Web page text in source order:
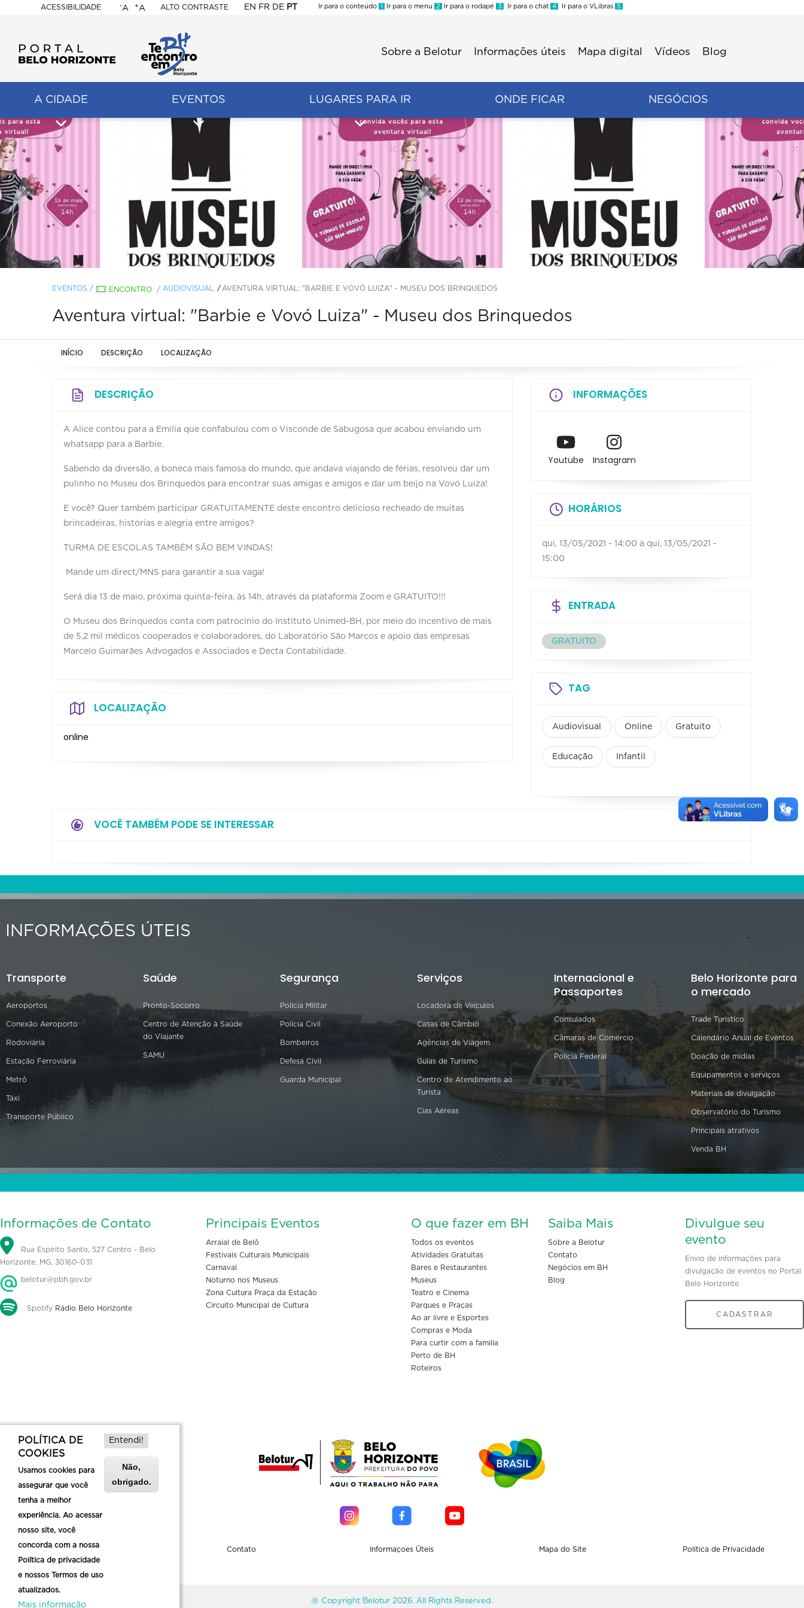
ACESSIBILIDADE
BELO
HORIZONTE
-A +A ALTO CONTRASTE EN FR DE PT
Ir para o conteúdo 1 Ir para o menu 2 Ir para o rodapé 3 Ir para o chat 4 Ir para o VLibras 5
Sobre a Belotur Informações úteis Mapa digital Vídeos Blog
A CIDADE EVENTOS LUGARES PARA IR ONDE FICAR NEGÓCIOS
EVENTOS / ENCONTRO / AUDIOVISUAL AVENTURA VIRTUAL: "BARBIE E VOVÓ LUIZA" - MUSEU DOS BRINQUEDOS
Aventura virtual: "Barbie e Vovó Luiza" - Museu dos Brinquedos
INÍCIO DESCRIÇÃO LOCALIZAÇÃO
DESCRIÇÃO
A Alice contou para a Emília que confabulou com o Visconde de Sabugosa que acabou enviando um
whatsapp para a Barbie.
Sabendo da diversão, a boneca mais famosa do mundo, que andava viajando de férias, resolveu dar um
pulinho no Museu dos Brinquedos para encontrar suas amigas e amigos e dar um beijo na Vovó Luiza!
E você? Quer também participar GRATUITAMENTE deste encontro delicioso recheado de muitas
brincadeiras, histórias e alegria entre amigos?
TURMA DE ESCOLAS TAMBÉM SÃO BEM VINDAS!
Mande um direct/MNS para garantir a sua vaga!
Será dia 13 de maio, próxima quinta-feira, às 14h, através da plataforma Zoom e GRATUITO!!!
O Museu dos Brinquedos conta com patrocínio do Instituto Unimed-BH, por meio do incentivo de mais
de 5,2 mil médicos cooperados e colaboradores, do Laboratório São Marcos e apoio das empresas
Marcelo Guimarães Advogados e Associados e Decta Contabilidade.
LOCALIZAÇÃO
online
INFORMAÇÕES
Youtube Instagram
HORÁRIOS
qui, 13/05/2021 - 14:00 a qui, 13/05/2021 -
15:00
ENTRADA
GRATUITO
TAG
Audiovisual Online Gratuito
Educação Infantil
VOCÊ TAMBÉM PODE SE INTERESSAR
INFORMAÇÕES ÚTEIS
Transporte
Aeroportos
Conexão Aeroporto
Rodoviária
Estação Ferroviária
Metrô
Táxi
Transporte Público
Saúde
Pronto-Socorro
Centro de Atenção à Saúde
do Viajante
SAMU
Segurança
Polícia Militar
Polícia Civil
Bombeiros
Defesa Civil
Guarda Municipal
Serviços
Locadora de Veículos
Casas de Câmbio
Agências de Viagem
Guias de Turismo
Centro de Atendimento ao
Turista
Cias Aéreas
Internacional e
Passaportes
Consulados
Câmaras de Comércio
Polícia Federal
Belo Horizonte para
o mercado
Trade Turístico
Calendário Anual de Eventos
Doação de mídias
Equipamentos e serviços
Materiais de divulgação
Observatório do Turismo
Principais atrativos
Venda BH
Informações de Contato
Rua Espírito Santo, 527 Centro - Belo
Horizonte, MG, 30160-031
belotur@pbh.gov.br
Spotify Rádio Belo Horizonte
Principais Eventos
Arraial de Belô
Festivais Culturais Municipais
Carnaval
Noturno nos Museus
Zona Cultura Praça da Estação
Circuito Municipal de Cultura
O que fazer em BH
Todos os eventos
Atividades Gratuitas
Bares e Restaurantes
Museus
Teatro e Cinema
Parques e Praças
Ao ar livre e Esportes
Compras e Moda
Para curtir com a familia
Perto de BH
Roteiros
Saiba Mais
Sobre a Belotur
Contato
Negócios em BH
Blog
Divulgue seu
evento
Envio de informações para
divulgação de eventos no Portal
Belo Horizonte
CADASTRAR
Sobre a Belotur Contato Informaçoes Üteis Mapa do Site Politica de Privacidade
@ Copyright Belotur 2026. All Rights Reserved.
POLÍTICA DE
COOKIES
Usamos cookies para
assegurar que você
tenha a melhor
experiência. Ao acessar
nosso site, você
concorda com a nossa
Política de privacidade
e nossos Termos de uso
atualizados.
Mais informação
Entendi!
Não,
obrigado.